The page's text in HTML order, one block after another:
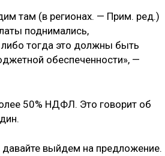
там (в регионах. — Прим. ред.)
поднимались,
тогда это должны быть
обеспеченности», —
50% НДФЛ. Это говорит об
давайте выйдем на предложение.